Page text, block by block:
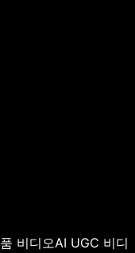
비디오AI UGC 비디